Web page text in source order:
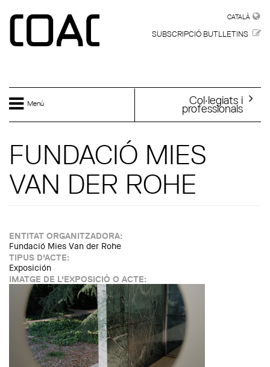
CATALÀ
SUBSCRIPCIÓ BUTLLETINS
Menú Col·legiats i
professionals
FUNDACIÓ MIES
VAN DER ROHE
ENTITAT ORGANITZADORA:
Fundació Mies Van der Rohe
TIPUS D'ACTE:
Exposición
IMATGE DE L'EXPOSICIÓ O ACTE: